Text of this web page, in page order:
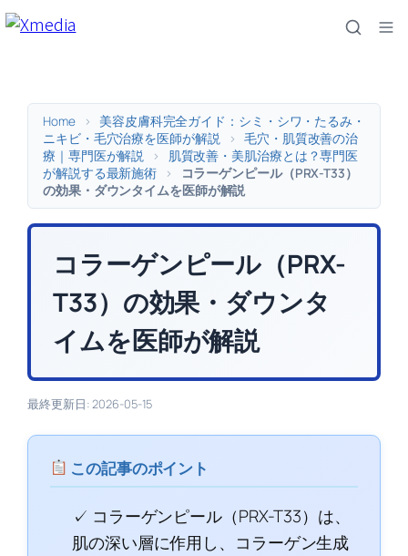
内
Home >
美容皮膚科完全ガイド：シミ・シワ・たるみ・
ニキビ・毛穴治療を医師が解説
>
毛穴・肌質改善の治
療｜専門医が解説
>
肌質改善・美肌治療とは？専門医
が解説する最新施術
>
コラーゲンピール（PRX-T33）
の効果・ダウンタイムを医師が解説
コラーゲンピール（PRX-
T33）の効果・ダウンタ
イムを医師が解説
最終更新日: 2026-05-15
この記事のポイント
✓ コラーゲンピール（PRX-T33）は、
肌の深い層に作用し、コラーゲン生成